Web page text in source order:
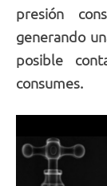
presión
generando
posible
consumes.